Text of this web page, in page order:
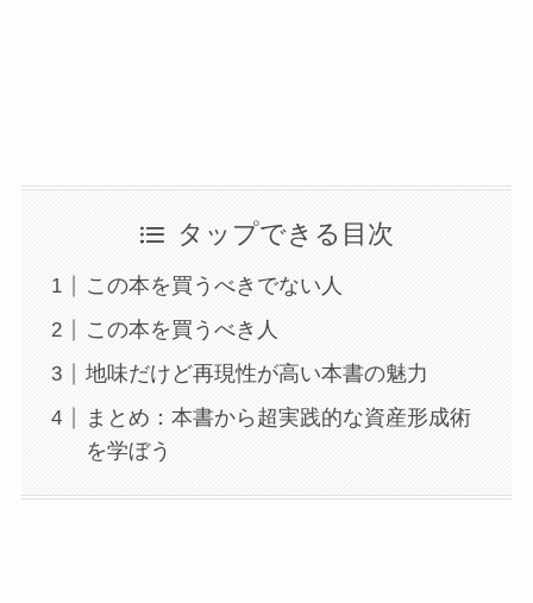
タップできる目次
この本を買うべきでない人
この本を買うべき人
地味だけど再現性が高い本書の魅力
まとめ：本書から超実践的な資産形成術
を学ぼう